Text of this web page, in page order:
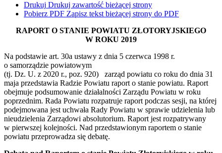
Drukuj Drukuj zawartość bieżącej strony
Pobierz PDF Zapisz tekst bieżącej strony do PDF
RAPORT O STANIE POWIATU ZŁOTORYJSKIEGO
W ROKU 2019
Na podstawie art. 30a ustawy z dnia 5 czerwca 1998 r.
o samorządzie powiatowym
(tj. Dz. U. z 2020 r., poz. 920) zarząd powiatu co roku do dnia 31
maja przedstawia Radzie Powiatu raport o stanie powiatu. Raport
obejmuje podsumowanie działalności Zarządu Powiatu w roku
poprzednim. Rada Powiatu rozpatruje raport podczas sesji, na której
podejmowana jest uchwała Rady Powiatu w sprawie udzielenia lub
nieudzielenia Zarządowi absolutorium. Raport jest rozpatrywany
w pierwszej kolejności. Nad przedstawionym raportem o stanie
powiatu przeprowadza się debatę.